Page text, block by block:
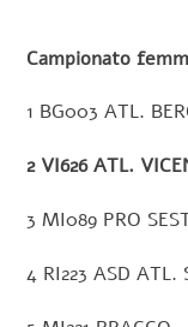
Campionato
1 BG003 ATL.
2 VI626 ATL.
3 MI089 PRO
4 RI223 ASD ATL.